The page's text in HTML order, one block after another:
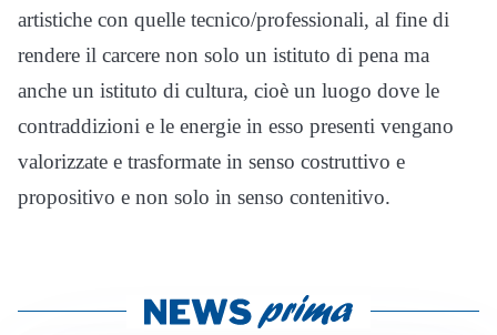
artistiche con quelle tecnico/professionali, al fine di
rendere il carcere non solo un istituto di pena ma
anche un istituto di cultura, cioè un luogo dove le
contraddizioni e le energie in esso presenti vengano
valorizzate e trasformate in senso costruttivo e
propositivo e non solo in senso contenitivo.